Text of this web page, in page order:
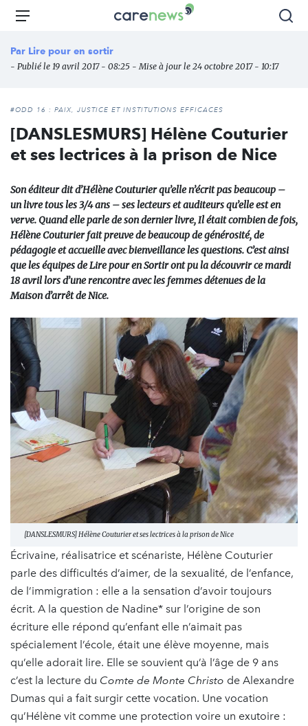
Aller
principal
Carenews,
des
l'engagement
Menu
Par Lire pour en sortir
- Publié le 19 avril 2017 - 08:25 - Mise à jour le 24 octobre 2017 - 10:17
#ODD 16 : PAIX, JUSTICE ET INSTITUTIONS EFFICACES
[DANSLESMURS] Hélène Couturier
et ses lectrices à la prison de Nice
Son éditeur dit d’Hélène Couturier qu’elle n’écrit pas beaucoup –
un livre tous les 3/4 ans – ses lecteurs et auditeurs qu’elle est en
verve. Quand elle parle de son dernier livre, Il était combien de fois,
Hélène Couturier fait preuve de beaucoup de générosité, de
pédagogie et accueille avec bienveillance les questions. C’est ainsi
que les équipes de Lire pour en Sortir ont pu la découvrir ce mardi
18 avril lors d’une rencontre avec les femmes détenues de la
Maison d’arrêt de Nice.
[DANSLESMURS] Hélène Couturier et ses lectrices à la prison de Nice
Écrivaine, réalisatrice et scénariste, Hélène Couturier
parle des difficultés d’aimer, de la sexualité, de l’enfance,
de l’immigration : elle a la sensation d’avoir toujours
écrit. A la question de Nadine* sur l’origine de son
écriture elle répond qu’enfant elle n’aimait pas
spécialement l’école, était une élève moyenne, mais
qu’elle adorait lire. Elle se souvient qu’à l’âge de 9 ans
c’est la lecture du Comte de Monte Christo de Alexandre
Dumas qui a fait surgir cette vocation. Une vocation
qu’Hélène vit comme une protection voire un exutoire :